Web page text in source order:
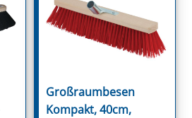
Großraumbesen
Kompakt, 40cm,